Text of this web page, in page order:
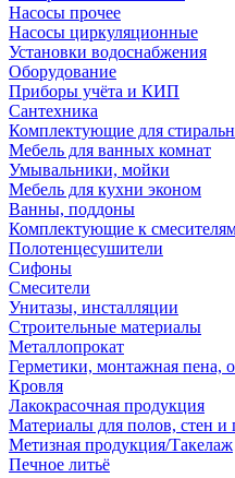
Насосы прочее
Насосы циркуляционные
Установки водоснабжения
Оборудование
Приборы учёта и КИП
Сантехника
Комплектующие для
Мебель для ванных комнат
Умывальники, мойки
Мебель для кухни эконом
Ванны, поддоны
Комплектующие к
Полотенцесушители
Сифоны
Смесители
Унитазы, инсталляции
Строительные материалы
Металлопрокат
Герметики, монтажная пена,
Кровля
Лакокрасочная продукция
Материалы для полов, стен и
Метизная продукция/Такелаж
Печное литьё